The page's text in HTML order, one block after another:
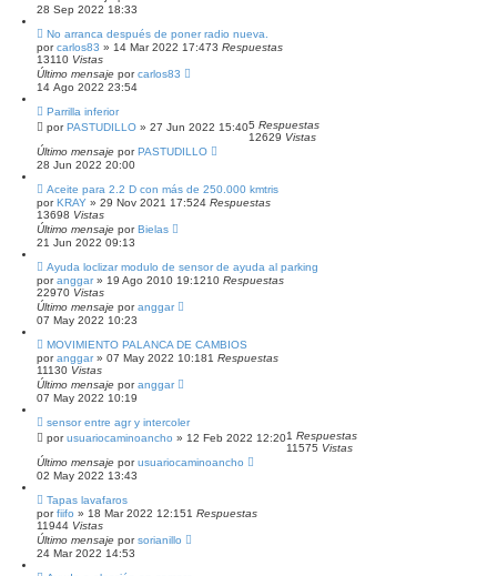
28 Sep 2022 18:33
No arranca después de poner radio nueva.
porcarlos83 » 14 Mar 2022 17:473 Respuestas
13110 Vistas
Último mensaje porcarlos83
14 Ago 2022 23:54
Parrilla inferior
porPASTUDILLO » 27 Jun 2022 15:405 Respuestas
12629 Vistas
Último mensaje porPASTUDILLO
28 Jun 2022 20:00
Aceite para 2.2 D con más de 250.000 kmtris
porKRAY » 29 Nov 2021 17:524 Respuestas
13698 Vistas
Último mensaje porBielas
21 Jun 2022 09:13
Ayuda loclizar modulo de sensor de ayuda al parking
poranggar» 19 Ago 2010 19:1210 Respuestas
22970 Vistas
Último mensaje poranggar
07 May 2022 10:23
MOVIMIENTO PALANCA DE CAMBIOS
poranggar» 07 May 2022 10:181 Respuestas
11130 Vistas
Último mensaje poranggar
07 May 2022 10:19
sensor entre agr y intercoler
porusuariocaminoancho » 12 Feb 2022 12:201 Respuestas
11575 Vistas
Último mensaje porusuariocaminoancho
02 May 2022 13:43
Tapas lavafaros
porfiifo » 18 Mar 2022 12:151 Respuestas
11944 Vistas
Último mensaje porsorianillo
24 Mar 2022 14:53